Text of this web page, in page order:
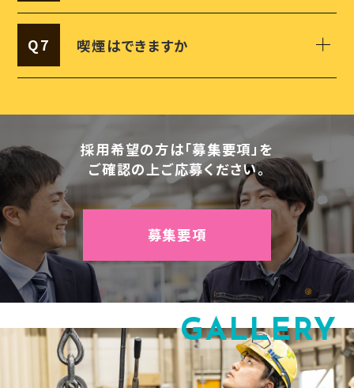
Q7 喫煙はできますか
採用希望の方は「募集要項」を
ご確認の上ご応募ください。
募集要項
GALLERY